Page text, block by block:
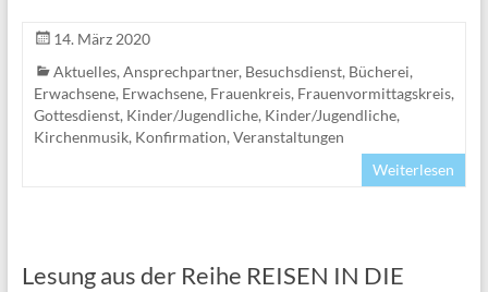
14. März 2020
Aktuelles, Ansprechpartner, Besuchsdienst, Bücherei,
Erwachsene, Erwachsene, Frauenkreis, Frauenvormittagskreis,
Gottesdienst, Kinder/Jugendliche, Kinder/Jugendliche,
Kirchenmusik, Konfirmation, Veranstaltungen
Weiterlesen
Lesung aus der Reihe REISEN IN DIE